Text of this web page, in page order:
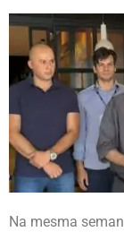
Na mesma